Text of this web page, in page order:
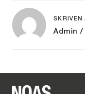
SKRIVEN
Admin /